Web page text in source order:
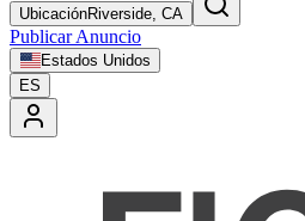
UbicaciónRiverside, CA
Publicar Anuncio
Estados Unidos
ES